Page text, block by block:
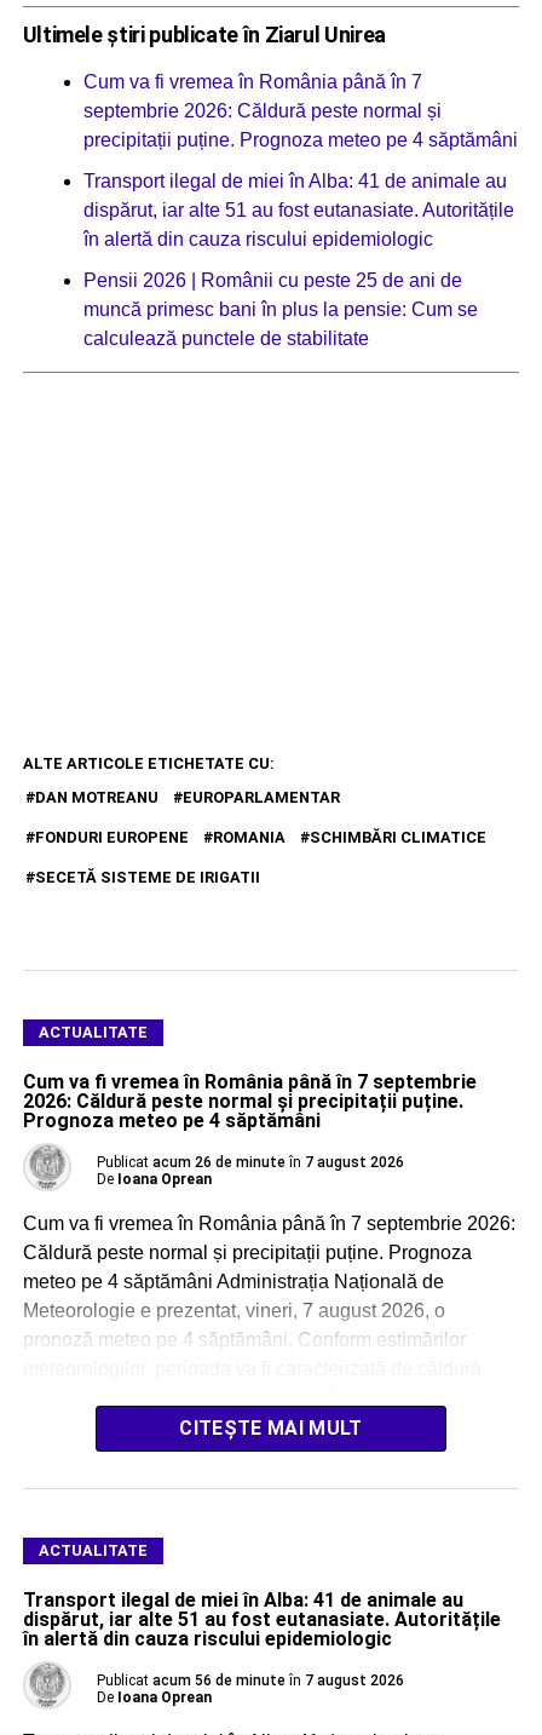
Ultimele știri publicate în Ziarul Unirea
Cum va fi vremea în România până în 7
septembrie 2026: Căldură peste normal și
precipitații puține. Prognoza meteo pe 4 săptămâni
Transport ilegal de miei în Alba: 41 de animale au
dispărut, iar alte 51 au fost eutanasiate. Autoritățile
în alertă din cauza riscului epidemiologic
Pensii 2026 | Românii cu peste 25 de ani de
muncă primesc bani în plus la pensie: Cum se
calculează punctele de stabilitate
ALTE ARTICOLE ETICHETATE CU:
DAN MOTREANU
EUROPARLAMENTAR
FONDURI EUROPENE ROMANIA SCHIMBĂRI CLIMATICE
SECETĂ SISTEME DE IRIGATII
ACTUALITATE
Cum va fi vremea în România până în 7 septembrie
2026: Căldură peste normal și precipitații puține.
Prognoza meteo pe 4 săptămâni
Publicat acum 26 de minute în 7 august 2026
De Ioana Oprean
Cum va fi vremea în România până în 7 septembrie 2026:
Căldură peste normal și precipitații puține. Prognoza
meteo pe 4 săptămâni Administrația Națională de
Meteorologie e prezentat, vineri, 7 august 2026, o
pronoză meteo pe 4 săptămâni. Conform estimărilor
CITEȘTE MAI MULT
ACTUALITATE
Transport ilegal de miei în Alba: 41 de animale au
dispărut, iar alte 51 au fost eutanasiate. Autoritățile
în alertă din cauza riscului epidemiologic
Publicat acum 56 de minute în 7 august 2026
De Ioana Oprean